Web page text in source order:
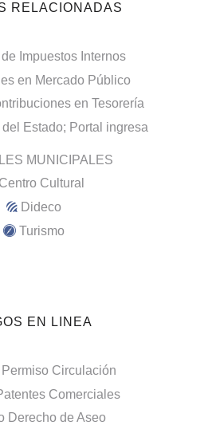
RELACIONADAS
Impuestos Internos
en Mercado Público
en Tesorería
Estado; Portal ingresa
MUNICIPALES
Centro Cultural
Dideco
Turismo
EN LINEA
Permiso Circulación
Comerciales
Derecho de Aseo